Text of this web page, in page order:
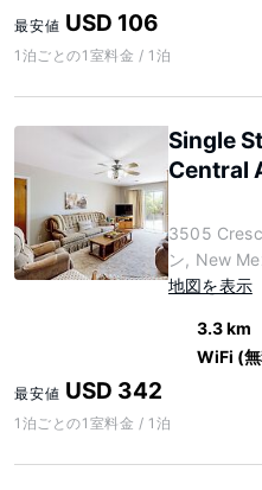
最安値 USD 106
1泊ごとの1室料金 / 1泊
Single
Central
3505
ン, New
地図を表示
3.3 km
WiFi (
最安値 USD 342
1泊ごとの1室料金 / 1泊